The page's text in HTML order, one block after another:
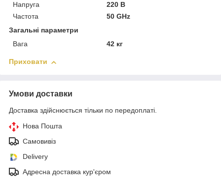
Напруга
220 В
Частота
50 GHz
Загальні параметри
Вага
42 кг
Приховати
Умови доставки
Доставка здійснюється тільки по передоплаті.
Нова Пошта
Самовивіз
Delivery
Адресна доставка кур'єром